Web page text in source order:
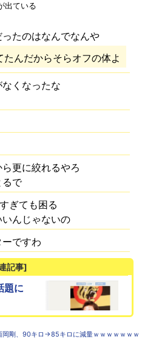
出ている
たのはなんでなんや
たんだからそらオフの体よ
くなったな
更に絞れるやろ
るで
ぎても困る
んじゃないの
ですわ
記事]
題に
岡剛、90キロ→85キロに減量ｗｗｗｗｗｗｗ